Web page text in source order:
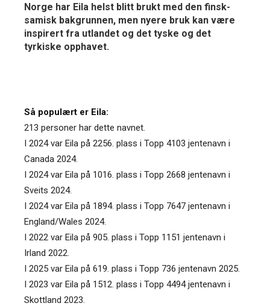
Norge har Eila helst blitt brukt med den finsk-
samisk bakgrunnen, men nyere bruk kan være
inspirert fra utlandet og det tyske og det
tyrkiske opphavet.
Så populært er Eila:
213 personer har dette navnet.
I 2024 var Eila på 2256. plass i Topp 4103 jentenavn i
Canada 2024.
I 2024 var Eila på 1016. plass i Topp 2668 jentenavn i
Sveits 2024.
I 2024 var Eila på 1894. plass i Topp 7647 jentenavn i
England/Wales 2024.
I 2022 var Eila på 905. plass i Topp 1151 jentenavn i
Irland 2022.
I 2025 var Eila på 619. plass i Topp 736 jentenavn 2025.
I 2023 var Eila på 1512. plass i Topp 4494 jentenavn i
Skottland 2023.